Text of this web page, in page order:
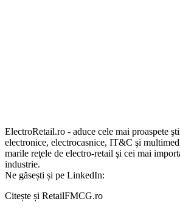
ElectroRetail.ro - aduce cele mai proaspete
electronice, electrocasnice, IT&C şi
marile reţele de electro-retail şi cei mai
industrie.
Ne găsești și pe LinkedIn:
Citește și RetailFMCG.ro